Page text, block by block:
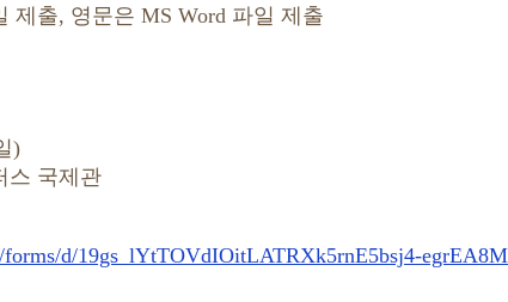
출, 영문은 MS Word 파일 제출
)
스 국제관
forms/d/19gs_lYtTOVdIOitLATRXk5rnE5bsj4-